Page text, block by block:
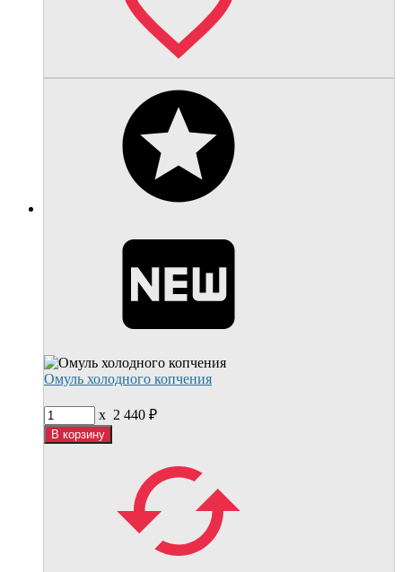
Омуль холодного копчения
x 2 440 ₽